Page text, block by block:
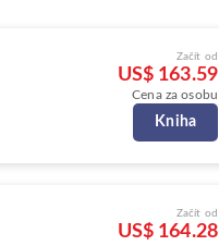
Začít od
US$ 163.59
Cena za osobu
Kniha
Začít od
US$ 164.28